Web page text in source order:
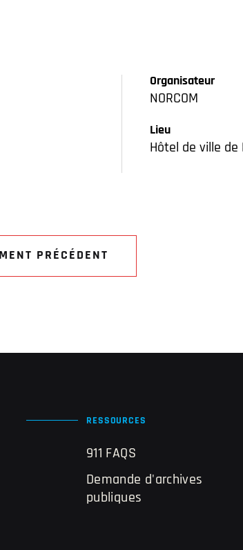
Organisateur
NORCOM
Lieu
Hôtel de ville de
PRÉCÉDENT
RESSOURCES
911 FAQS
Demande d'archives
publiques